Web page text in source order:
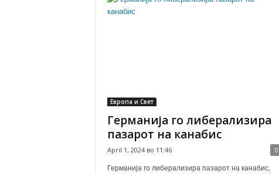
Европа и Свет
Германија го либерализира
пазарот на канабис
April 1, 2024 во 11:46 0
Германија го либерализира пазарот на канабис,